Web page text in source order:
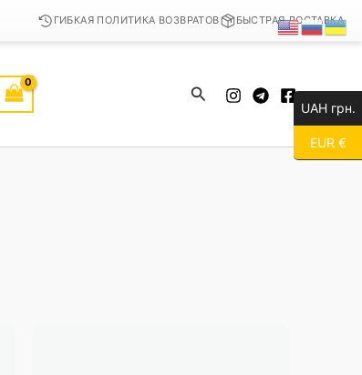
ГИБКАЯ ПОЛИТИКА ВОЗВРАТОВ БЫСТРАЯ ДОСТАВКА
Поиск
UAH грн.
EUR €